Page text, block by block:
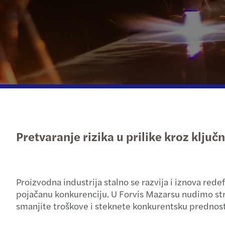
Pročitajte više
Pretvaranje rizika u prilike kroz
Proizvodna industrija stalno se razvija i iznova
pojačanu konkurenciju. U Forvis Mazarsu nudimo
smanjite troškove i steknete konkurentsku